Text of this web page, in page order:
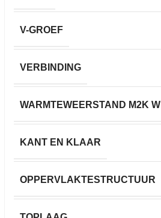
V-GROEF
VERBINDING
WARMTEWEERSTAND M2K W
KANT EN KLAAR
OPPERVLAKTESTRUCTUUR